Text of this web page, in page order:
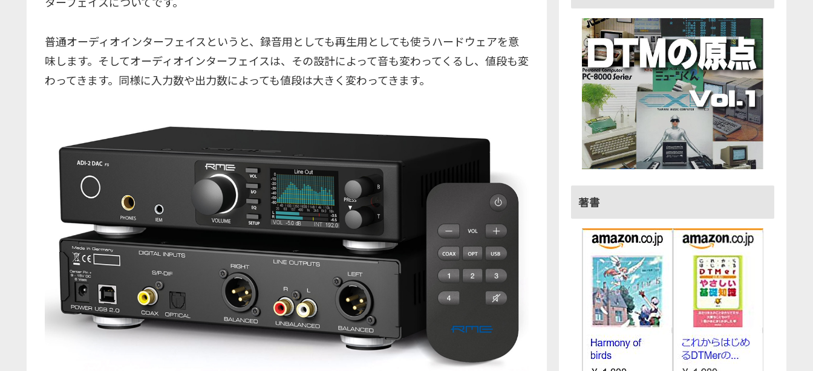
普通オーディオインターフェイスというと、録音用としても再生用としても使うハードウェアを意
味します。そしてオーディオインターフェイスは、その設計によって音も変わってくるし、値段も変
わってきます。同様に入力数や出力数によっても値段は大きく変わってきます。
著書